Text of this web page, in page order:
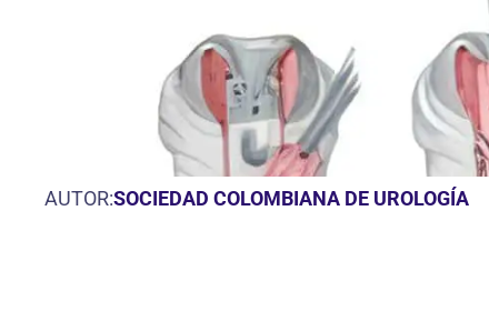
AUTOR:SOCIEDAD COLOMBIANA DE UROLOGÍA